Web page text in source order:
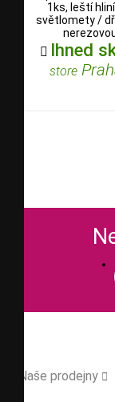
1ks, leští
světlomety /
 Ihned
store
Naše prodejny 